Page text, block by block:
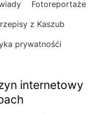
Fotoreportaże
z Kaszub
prywatnośći
internetowy